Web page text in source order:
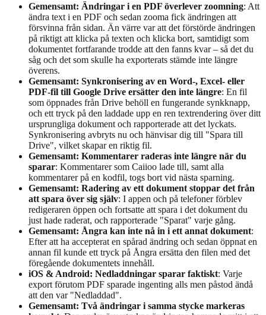
Gemensamt: Ändringar i en PDF överlever zoomning: Att
ändra text i en PDF och sedan zooma fick ändringen att
försvinna från sidan. Än värre var att det förstörde ändringen
på riktigt att klicka på texten och klicka bort, samtidigt som
dokumentet fortfarande trodde att den fanns kvar – så det du
såg och det som skulle ha exporterats stämde inte längre
överens.
Gemensamt: Synkronisering av en Word-, Excel- eller
PDF-fil till Google Drive ersätter den inte längre: En fil
som öppnades från Drive behöll en fungerande synkknapp,
och ett tryck på den laddade upp en ren textrendering över ditt
ursprungliga dokument och rapporterade att det lyckats.
Synkronisering avbryts nu och hänvisar dig till "Spara till
Drive", vilket skapar en riktig fil.
Gemensamt: Kommentarer raderas inte längre när du
sparar: Kommentarer som Caiioo lade till, samt alla
kommentarer på en kodfil, togs bort vid nästa sparning.
Gemensamt: Radering av ett dokument stoppar det från
att spara över sig själv: I appen och på telefoner förblev
redigeraren öppen och fortsatte att spara i det dokument du
just hade raderat, och rapporterade "Sparat" varje gång.
Gemensamt: Ångra kan inte nå in i ett annat dokument:
Efter att ha accepterat en spårad ändring och sedan öppnat en
annan fil kunde ett tryck på Ångra ersätta den filen med det
föregående dokumentets innehåll.
iOS & Android: Nedladdningar sparar faktiskt: Varje
export förutom PDF sparade ingenting alls men påstod ändå
att den var "Nedladdad".
Gemensamt: Två ändringar i samma stycke markeras